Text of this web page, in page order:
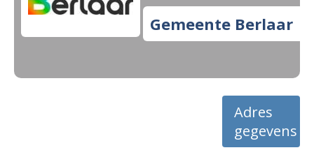
Gemeente Berlaar
Adres
gegevens